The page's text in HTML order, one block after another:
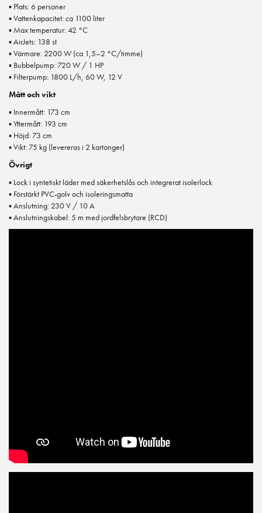
▪ Plats: 6 personer
▪ Vattenkapacitet: ca 1100 liter
▪ Max temperatur: 42 °C
▪ AirJets: 138 st
▪ Värmare: 2200 W (ca 1,5–2 °C/timme)
▪ Bubbelpump: 720 W / 1 HP
▪ Filterpump: 1800 L/h, 60 W, 12 V
Mått och vikt
▪ Innermått: 173 cm
▪ Yttermått: 193 cm
▪ Höjd: 73 cm
▪ Vikt: 75 kg (levereras i 2 kartonger)
Övrigt
▪ Lock i syntetiskt läder med säkerhetslås och integrerat isolerlock
▪ Förstärkt PVC-golv och isoleringsmatta
▪ Anslutning: 230 V / 10 A
▪ Anslutningskabel: 5 m med jordfelsbrytare (RCD)